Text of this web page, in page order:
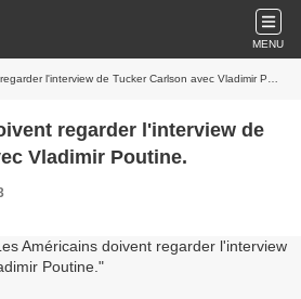
MENU
l'interview de Tucker Carlson avec Vladimir Poutine.
regarder l'interview de
Vladimir Poutine.